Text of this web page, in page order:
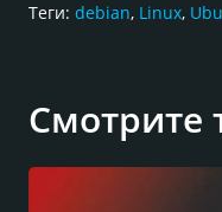
Теги: debian, Linux,
Смотрите